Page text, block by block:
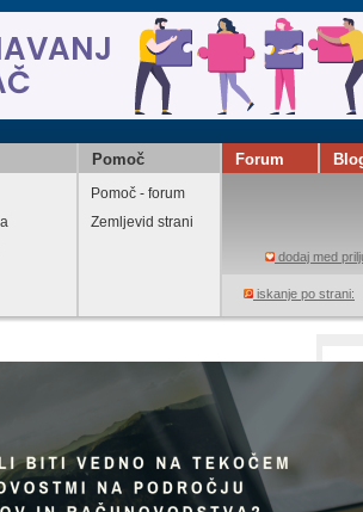
Pomoč Forum
Pomoč - forum
Zemljevid strani
dodaj med
iskanje po strani:
je treba pridobiti
številki (OIB)